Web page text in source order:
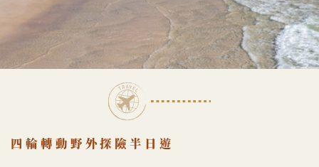
四輪轉動野外探險半日遊